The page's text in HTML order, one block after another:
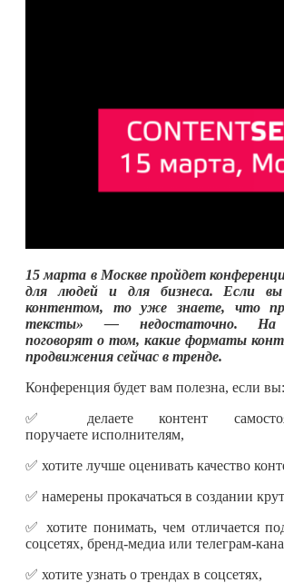
15 марта в Москве пройдет
для людей и для бизнеса. Если
контентом, то уже знаете, что
тексты» — недостаточно. На
поговорят о том, какие форматы
продвижения сейчас в тренде.
Конференция будет вам полезна, если вы:
✅ делаете контент
поручаете исполнителям,
✅ хотите лучше оценивать качество
✅ намерены прокачаться в создании
✅ хотите понимать, чем отличается
соцсетях, бренд-медиа или телеграм-
✅ хотите узнать о трендах в соцсетях,